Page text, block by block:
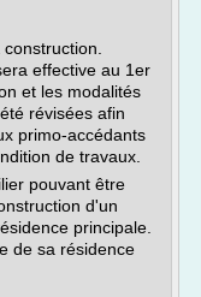
effective au 1er
et les modalités
révisées afin
primo-accédants
de travaux.
pouvant être
d'un
principale.
de sa résidence